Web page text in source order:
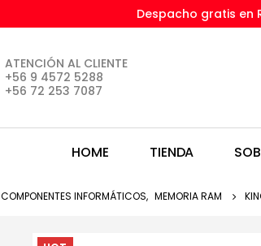
Despacho gratis en
ATENCIÓN AL CLIENTE
+56 9 4572 5288
+56 72 253 7087
HOME TIENDA
COMPONENTES INFORMÁTICOS, MEMORIA RAM